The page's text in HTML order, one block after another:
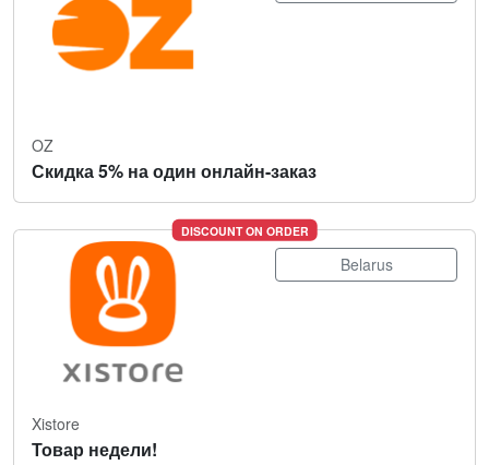
OZ
Скидка 5% на один онлайн-заказ
DISCOUNT ON ORDER
Belarus
Xistore
Товар недели!